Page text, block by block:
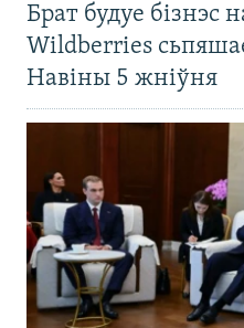
Брат будуе бізнэс
Wildberries
Навіны 5 жніўня